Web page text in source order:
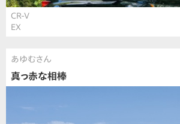
CR-V
EX
あゆむさん
真っ赤な相棒